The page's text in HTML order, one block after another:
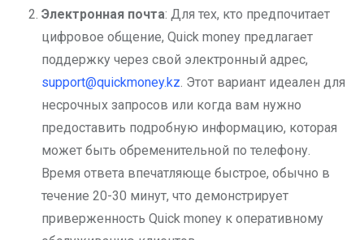
Электронная почта: Для тех, кто предпочитает
цифровое общение, Quick money предлагает
поддержку через свой электронный адрес,
support@quickmoney.kz . Этот вариант идеален для
несрочных запросов или когда вам нужно
предоставить подробную информацию, которая
может быть обременительной по телефону.
Время ответа впечатляюще быстрое, обычно в
течение 20-30 минут, что демонстрирует
приверженность Quick money к оперативному